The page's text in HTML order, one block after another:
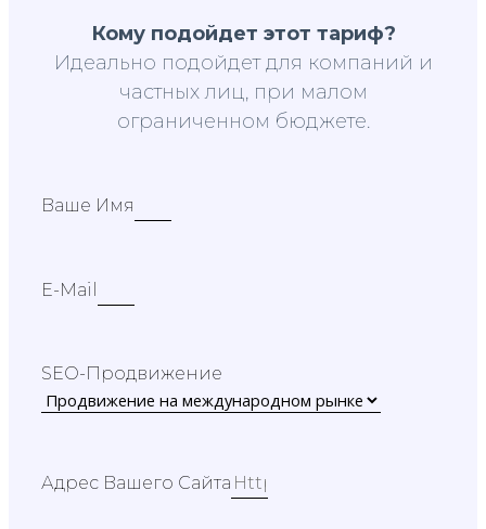
Кому подойдет этот тариф?
Идеально подойдет для компаний и
частных лиц, при малом
ограниченном бюджете.
Ваше Имя
E-Mail
SEO-Продвижение
Адрес Вашего Сайта